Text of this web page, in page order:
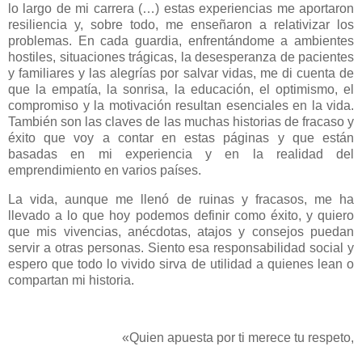
lo largo de mi carrera (…) estas experiencias me aportaron
resiliencia y, sobre todo, me enseñaron a relativizar los
problemas. En cada guardia, enfrentándome a ambientes
hostiles, situaciones trágicas, la desesperanza de pacientes
y familiares y las alegrías por salvar vidas, me di cuenta de
que la empatía, la sonrisa, la educación, el optimismo, el
compromiso y la motivación resultan esenciales en la vida.
También son las claves de las muchas historias de fracaso y
éxito que voy a contar en estas páginas y que están
basadas en mi experiencia y en la realidad del
emprendimiento en varios países.
La vida, aunque me llenó de ruinas y fracasos, me ha
llevado a lo que hoy podemos definir como éxito, y quiero
que mis vivencias, anécdotas, atajos y consejos puedan
servir a otras personas. Siento esa responsabilidad social y
espero que todo lo vivido sirva de utilidad a quienes lean o
compartan mi historia.
«Quien apuesta por ti merece tu respeto,